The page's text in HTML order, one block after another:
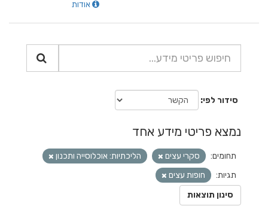
אודות
סידור לפי
נמצא פריטי מידע אחד
תחומים: סקרי עצים
הליכתיות: אוכלוסייה ותכנון
תגיות:
חופות עצים
סינון תוצאות